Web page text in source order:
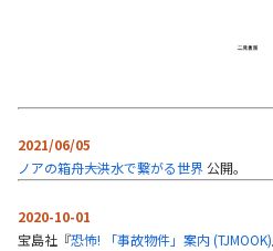
2021/06/05
ノアの箱舟――大洪水で繋がる世界公開。
2020-10-01
宝島社『恐怖! 「事故物件」案内 (TJMOOK)